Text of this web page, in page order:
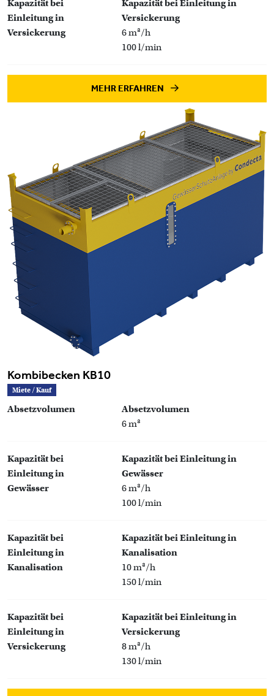
Kapazität bei
Einleitung in
Versickerung
Kapazität bei Einleitung in
Versickerung
6 m³/h
100 l/min
MEHR ERFAHREN
Kombibecken KB10
Miete / Kauf
Absetzvolumen
Absetzvolumen
6 m³
Kapazität bei
Einleitung in
Gewässer
Kapazität bei Einleitung in
Gewässer
6 m³/h
100 l/min
Kapazität bei
Einleitung in
Kanalisation
Kapazität bei Einleitung in
Kanalisation
10 m³/h
150 l/min
Kapazität bei
Einleitung in
Versickerung
Kapazität bei Einleitung in
Versickerung
8 m³/h
130 l/min